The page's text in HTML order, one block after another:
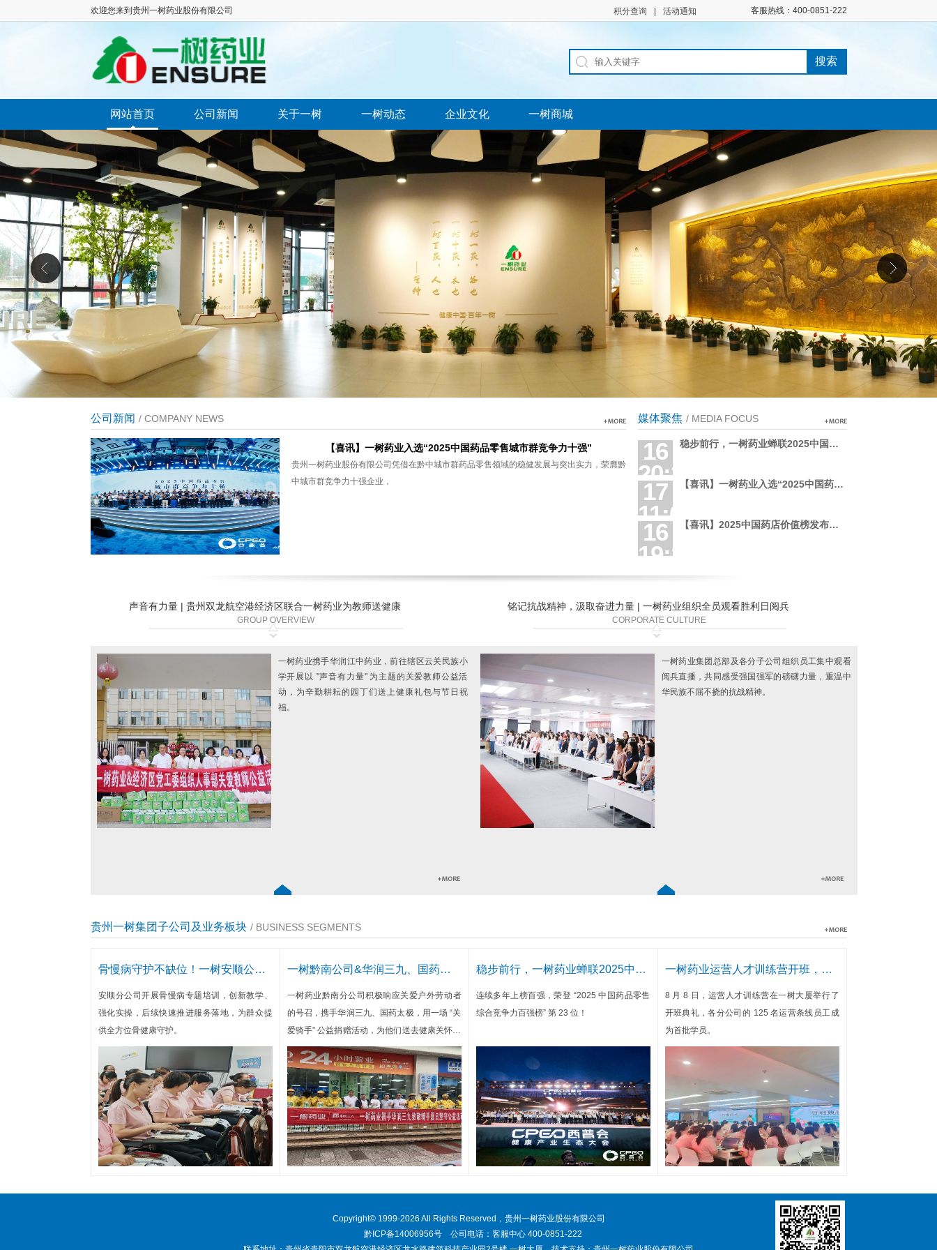
欢迎您来到贵州一树药业股份有限公司 积分查询 活动通知 客服热线：400-0851-222
网站首页 公司新闻 关于一树 一树动态 企业文化 一树商城
公司新闻 / COMPANY NEWS
【喜讯】一树药业入选“2025中国药品零售城市群竞争力十强”
贵州一树药业股份有限公司凭借在黔中城市群药品零售领域的稳健发展与突出实力，荣膺黔
中城市群竞争力十强企业，
媒体聚焦 / MEDIA FOCUS
16
20:23:00
SEP
稳步前行，一树药业蝉联2025中国药品零售综合竞争力百强榜!
17
11:04:03
SEP
【喜讯】一树药业入选“2025中国药品零售城市群竞争力十强”
16
19:18:25
【喜讯】2025中国药店价值榜发布，一树药业再登百强榜！
声音有力量 | 贵州双龙航空港经济区联合一树药业为教师送健康
GROUP OVERVIEW
一树药业携手华润江中药业，前往辖区云关民族小
学开展以 "声音有力量" 为主题的关爱教师公益活
动，为辛勤耕耘的园丁们送上健康礼包与节日祝
福。
铭记抗战精神，汲取奋进力量 | 一树药业组织全员观看胜利日阅兵
CORPORATE CULTURE
一树药业集团总部及各分子公司组织员工集中观看
阅兵直播，共同感受强国强军的磅礴力量，重温中
华民族不屈不挠的抗战精神。
贵州一树集团子公司及业务板块 / BUSINESS SEGMENTS
骨慢病守护不缺位！一树安顺公司培训 + 落地服务筑牢健康防线
安顺分公司开展骨慢病专题培训，创新教学、
强化实操，后续快速推进服务落地，为群众提
供全方位骨健康守护。
一树黔南公司&华润三九、国药太极开展“关爱骑手”公益活动
一树药业黔南分公司积极响应关爱户外劳动者
的号召，携手华润三九、国药太极，用一场 “关
爱骑手” 公益捐赠活动，为他们送去健康关怀与
清凉慰藉。
稳步前行，一树药业蝉联2025中国药品零售综合竞争力百强榜!
连续多年上榜百强，荣登 “2025 中国药品零售
综合竞争力百强榜” 第 23 位！
一树药业运营人才训练营开班，为企业发展筑牢人才根基！
8 月 8 日，运营人才训练营在一树大厦举行了
开班典礼，各分公司的 125 名运营条线员工成
为首批学员。
Copyright© 1999-2026 All Rights Reserved，贵州一树药业股份有限公司
黔ICP备14006956号 公司电话：客服中心 400-0851-222